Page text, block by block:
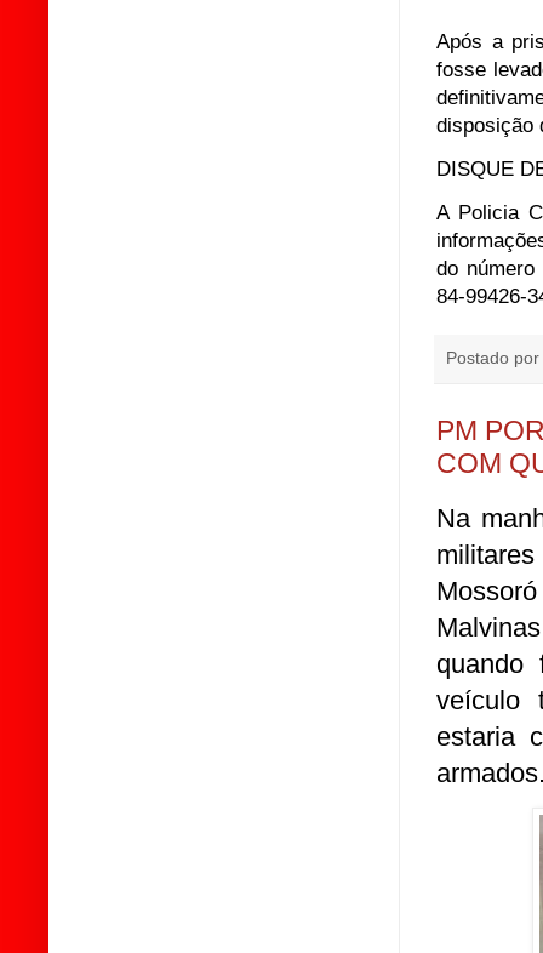
Após a
fosse
disposição
DISQUE
A Policia
do número
84-99426-
Postado por
PM
COM
Na
quando
veículo
estaria